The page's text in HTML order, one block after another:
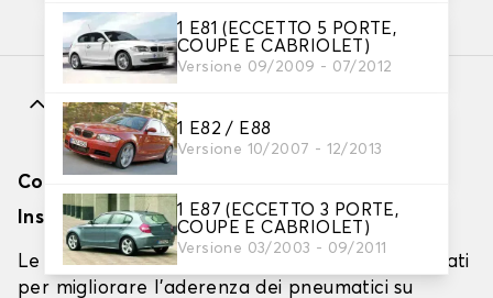
1 E81 (ECCETTO 5 PORTE,
COUPE E CABRIOLET)
Versione 09/2009 - 07/2012
1 E82 / E88
Versione 10/2007 - 12/2013
1 E87 (ECCETTO 3 PORTE,
COUPE E CABRIOLET)
Versione 03/2003 - 09/2011
Caratteristiche
Come installare le calze da neve?
Installazione delle calze da neve
Le calze da neve sono dispositivi tessili progettati
per migliorare l'aderenza dei pneumatici su